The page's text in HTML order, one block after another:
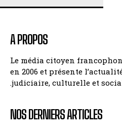
A PROPOS
Le média citoyen
en 2006 et présente
judiciaire, culturelle et
NOS DERNIERS ARTICLES